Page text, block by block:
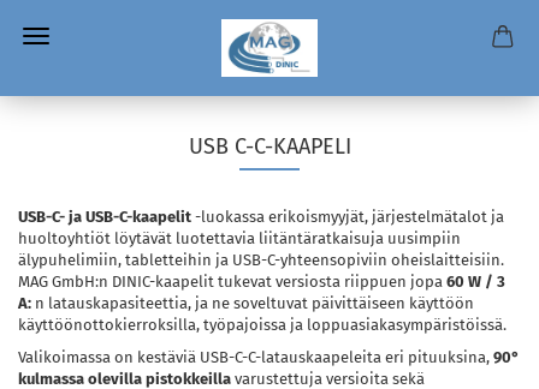
USB C-C-KAAPELI
USB-C- ja USB-C-kaapelit -luokassa erikoismyyjät, järjestelmätalot ja
huoltoyhtiöt löytävät luotettavia liitäntäratkaisuja uusimpiin
älypuhelimiin, tabletteihin ja USB-C-yhteensopiviin oheislaitteisiin.
MAG GmbH:n DINIC-kaapelit tukevat versiosta riippuen jopa 60 W / 3
A: n latauskapasiteettia, ja ne soveltuvat päivittäiseen käyttöön
käyttöönottokierroksilla, työpajoissa ja loppuasiakasympäristöissä.
Valikoimassa on kestäviä USB-C-C-latauskaapeleita eri pituuksina, 90°
kulmassa olevilla pistokkeilla varustettuja versioita sekä